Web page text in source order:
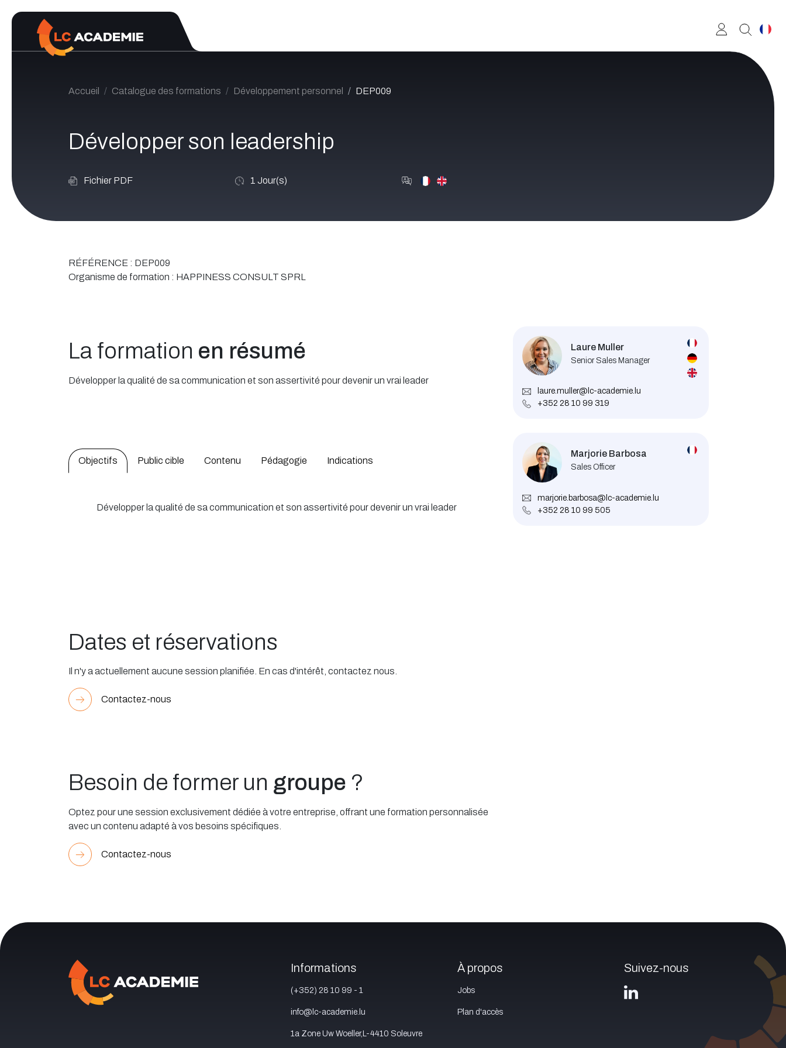
Accueil Catalogue des formations Développement personnel DEP009
Développer son leadership
Fichier PDF 1 Jour(s)
RÉFÉRENCE : DEP009
Organisme de formation : HAPPINESS CONSULT SPRL
La formation en résumé
Développer la qualité de sa communication et son assertivité pour devenir un vrai leader
Objectifs Public cible Contenu Pédagogie Indications
Développer la qualité de sa communication et son assertivité pour devenir un vrai leader
Dates et réservations
Il n'y a actuellement aucune session planifiée. En cas d'intérêt, contactez nous.
Contactez-nous
Besoin de former un groupe ?
Optez pour une session exclusivement dédiée à votre entreprise, offrant une formation personnalisée
avec un contenu adapté à vos besoins spécifiques.
Contactez-nous
Laure Muller
Senior Sales Manager
laure.muller@lc-academie.lu
+352 28 10 99 319
Marjorie Barbosa
Sales Officer
marjorie.barbosa@lc-academie.lu
+352 28 10 99 505
Informations
(+352) 28 10 99 - 1
info@lc-academie.lu
1a Zone Uw Woeller,L-4410 Soleuvre
À propos
Jobs
Plan d'accès
Suivez-nous